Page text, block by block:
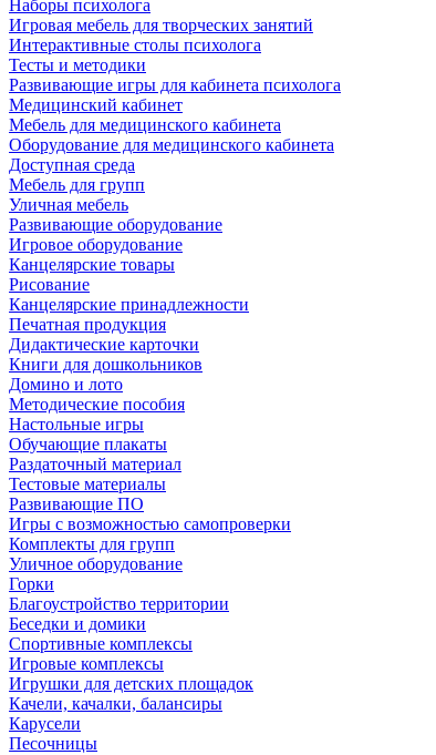
Наборы психолога
Игровая мебель для творческих занятий
Интерактивные столы психолога
Тесты и методики
Развивающие игры для кабинета психолога
Медицинский кабинет
Мебель для медицинского кабинета
Оборудование для медицинского кабинета
Доступная среда
Мебель для групп
Уличная мебель
Развивающие оборудование
Игровое оборудование
Канцелярские товары
Рисование
Канцелярские принадлежности
Печатная продукция
Дидактические карточки
Книги для дошкольников
Домино и лото
Методические пособия
Настольные игры
Обучающие плакаты
Раздаточный материал
Тестовые материалы
Развивающие ПО
Игры с возможностью самопроверки
Комплекты для групп
Уличное оборудование
Горки
Благоустройство территории
Беседки и домики
Спортивные комплексы
Игровые комплексы
Игрушки для детских площадок
Качели, качалки, балансиры
Карусели
Песочницы